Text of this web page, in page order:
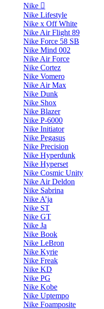
Nike
Nike Lifestyle
Nike x Off White
Nike Air Flight 89
Nike Force 58 SB
Nike Mind 002
Nike Air Force
Nike Cortez
Nike Vomero
Nike Air Max
Nike Dunk
Nike Shox
Nike Blazer
Nike P-6000
Nike Initiator
Nike Pegasus
Nike Precision
Nike Hyperdunk
Nike Hyperset
Nike Cosmic Unity
Nike Air Deldon
Nike Sabrina
Nike A’ja
Nike ST
Nike GT
Nike Ja
Nike Book
Nike LeBron
Nike Kyrie
Nike Freak
Nike KD
Nike PG
Nike Kobe
Nike Uptempo
Nike Foamposite